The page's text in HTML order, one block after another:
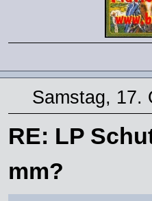
Samstag, 17.
RE: LP
mm?